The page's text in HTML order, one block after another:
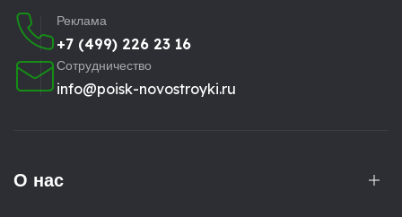
Реклама
+7 (499) 226 23 16
Сотрудничество
info@poisk-novostroyki.ru
О нас